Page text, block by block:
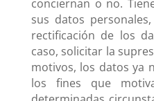
conciernan o no.
sus datos
rectificación de los
caso, solicitar la
motivos, los datos ya
los fines que